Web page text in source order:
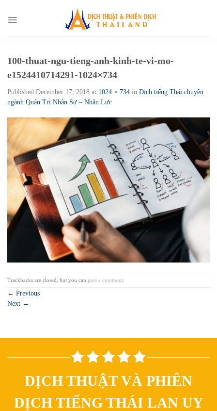
content
100-thuat-ngu-tieng-anh-kinh-te-vi-mo-
e1524410714291-1024×734
Published December 17, 2018 at 1024 × 734 in Dịch tiếng Thái chuyên
ngành Quản Trị Nhân Sự – Nhân Lực
Trackbacks are closed, but you can post a comment
← Previous
Next →
DỊCH THUẬT VÀ PHIÊN
DỊCH TIẾNG THÁI LAN UY